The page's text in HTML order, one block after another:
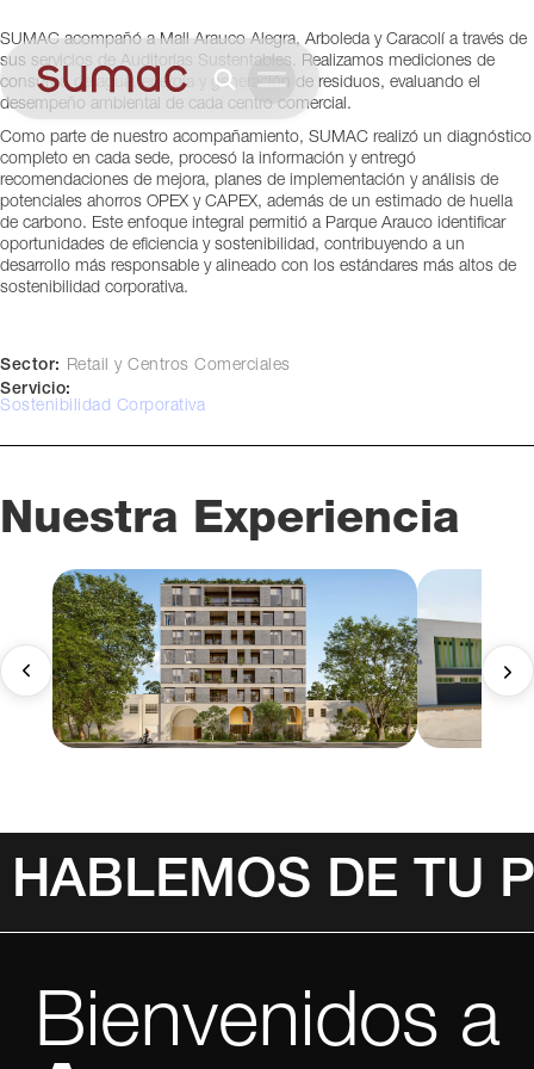
Colombia
SUMAC acompañó a Mall Arauco Alegra, Arboleda y Caracolí a través de
sus servicios de Auditorías Sustentables. Realizamos mediciones de
consumo de agua, energía y generación de residuos, evaluando el
desempeño ambiental de cada centro comercial.
Como parte de nuestro acompañamiento, SUMAC realizó un diagnóstico
completo en cada sede, procesó la información y entregó
recomendaciones de mejora, planes de implementación y análisis de
potenciales ahorros OPEX y CAPEX, además de un estimado de huella
de carbono. Este enfoque integral permitió a Parque Arauco identificar
oportunidades de eficiencia y sostenibilidad, contribuyendo a un
desarrollo más responsable y alineado con los estándares más altos de
sostenibilidad corporativa.
Sector: Retail y Centros Comerciales
Servicio:
Sostenibilidad Corporativa
Nuestra Experiencia
HABLEMOS DE TU
Bienvenidos a